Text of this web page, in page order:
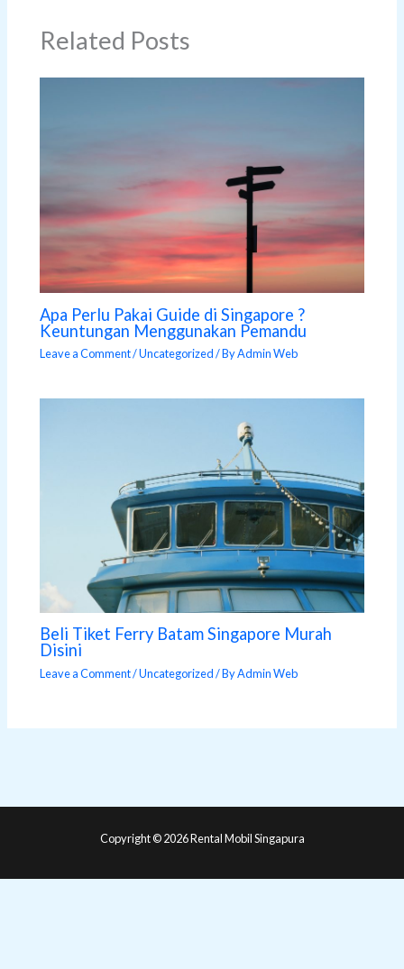
Related Posts
Apa Perlu Pakai Guide di Singapore ?
Keuntungan Menggunakan Pemandu
Leave a Comment/Uncategorized/ ByAdmin Web
Beli Tiket Ferry Batam Singapore Murah
Disini
Leave a Comment/Uncategorized/ ByAdmin Web
Copyright © 2026 Rental Mobil Singapura